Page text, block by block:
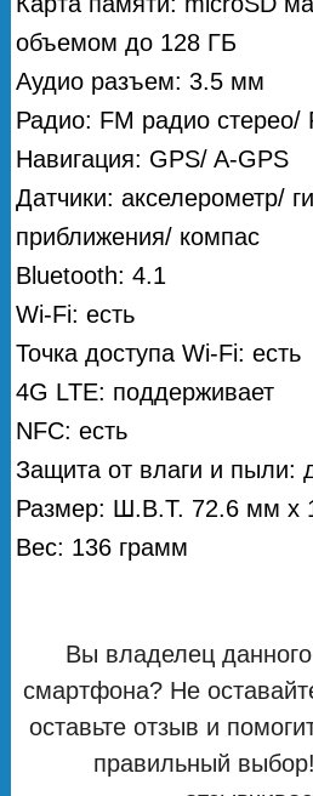
объемом до 128 ГБ
Аудио разъем: 3.5 мм
Радио: FM радио стерео/
Навигация: GPS/ A-GPS
Датчики: акселерометр/
приближения/ компас
Bluetooth: 4.1
Wi-Fi: есть
Точка доступа Wi-Fi: есть
4G LTE: поддерживает
NFC: есть
Защита от влаги и пыли:
Размер: Ш.В.Т. 72.6 мм х
Вес: 136 грамм
Вы владелец
смартфона? Не
оставьте отзыв и
правильный